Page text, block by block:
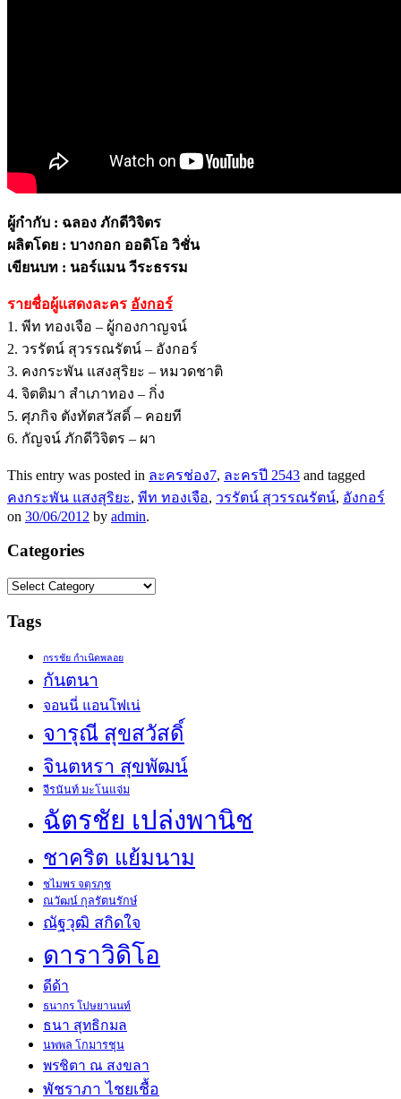
ผู้กำกับ : ฉลอง ภักดีวิจิตร
ผลิตโดย : บางกอก ออดิโอ วิชั่น
เขียนบท : นอร์แมน วีระธรรม
รายชื่อผู้แสดงละคร อังกอร์
1. พีท ทองเจือ – ผู้กองกาญจน์
2. วรรัตน์ สุวรรณรัตน์ – อังกอร์
3. คงกระพัน แสงสุริยะ – หมวดชาติ
4. จิตติมา สำเภาทอง – กิ่ง
5. ศุภกิจ ตังทัตสวัสดิ์ – คอยที
6. กัญจน์ ภักดีวิจิตร – ผา
This entry was posted in ละครช่อง7, ละครปี 2543 and tagged
คงกระพัน แสงสุริยะ, พีท ทองเจือ, วรรัตน์ สุวรรณรัตน์, อังกอร์
on 30/06/2012 by admin.
Categories
Categories
Tags
กรรชัย กำเนิดพลอย
กันตนา
จอนนี่ แอนโฟเน่
จารุณี สุขสวัสดิ์
จินตหรา สุขพัฒน์
จีรนันท์ มะโนแจ่ม
ฉัตรชัย เปล่งพานิช
ชาคริต แย้มนาม
ชไมพร จตุรภุช
ณวัฒน์ กุลรัตนรักษ์
ณัฐวุฒิ สกิดใจ
ดาราวิดิโอ
ดีด้า
ธนากร โปษยานนท์
ธนา สุทธิกมล
นพพล โกมารชุน
พรชิตา ณ สงขลา
พัชราภา ไชยเชื้อ